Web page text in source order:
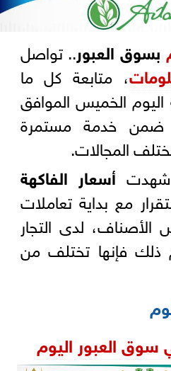
بسوق العبور.. تواصل
، متابعة كل ما
الخميس الموافق
وذلك ضمن خدمة مستمرة
المجالات.
أسعار الفاكهة
مع بداية تعاملات
الأصناف، لدى التجار
ذلك فإنها تختلف من
سوق العبور اليوم